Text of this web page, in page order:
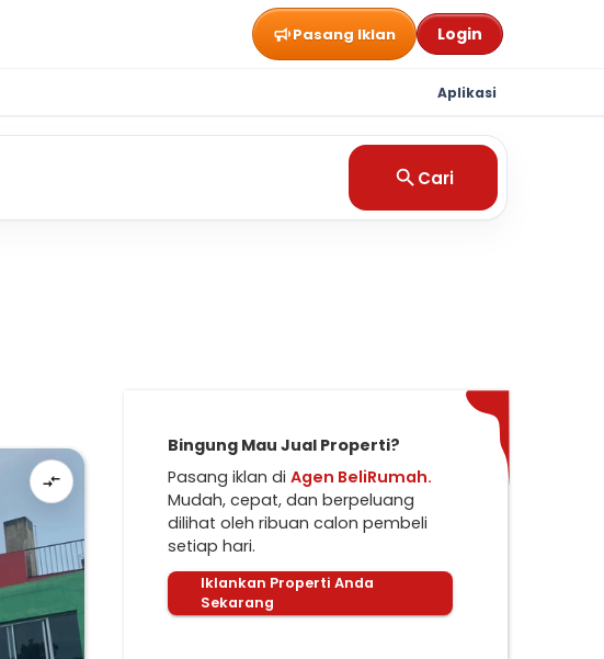
Pasang Iklan Login
Aplikasi
Cari
Bingung Mau Jual Properti?
Pasang iklan di Agen BeliRumah.
Mudah, cepat, dan berpeluang
dilihat oleh ribuan calon pembeli
setiap hari.
Iklankan Properti Anda
Sekarang